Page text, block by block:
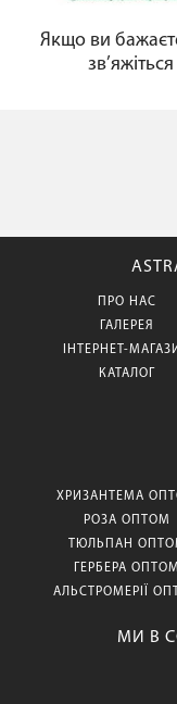
Якщо ви
ПРО НАС
ГАЛЕРЕЯ
ІНТЕРНЕТ-
КАТАЛОГ
ХРИЗАНТЕМА
РОЗА ОПТОМ
ТЮЛЬПАН
ГЕРБЕРА ОПТОМ
АЛЬСТРОМЕРІЇ
МИ В